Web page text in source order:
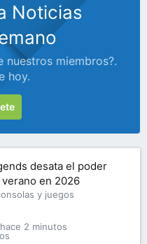
Noticias
nuestros miembros?.
hoy.
desata el poder
en 2026
y juegos
hace 2 minutos